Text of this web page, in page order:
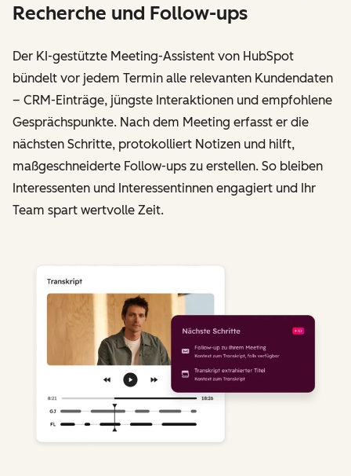
Recherche und Follow-ups
Der KI-gestützte Meeting-Assistent von HubSpot
bündelt vor jedem Termin alle relevanten Kundendaten
– CRM-Einträge, jüngste Interaktionen und empfohlene
Gesprächspunkte. Nach dem Meeting erfasst er die
nächsten Schritte, protokolliert Notizen und hilft,
maßgeschneiderte Follow-ups zu erstellen. So bleiben
Interessenten und Interessentinnen engagiert und Ihr
Team spart wertvolle Zeit.